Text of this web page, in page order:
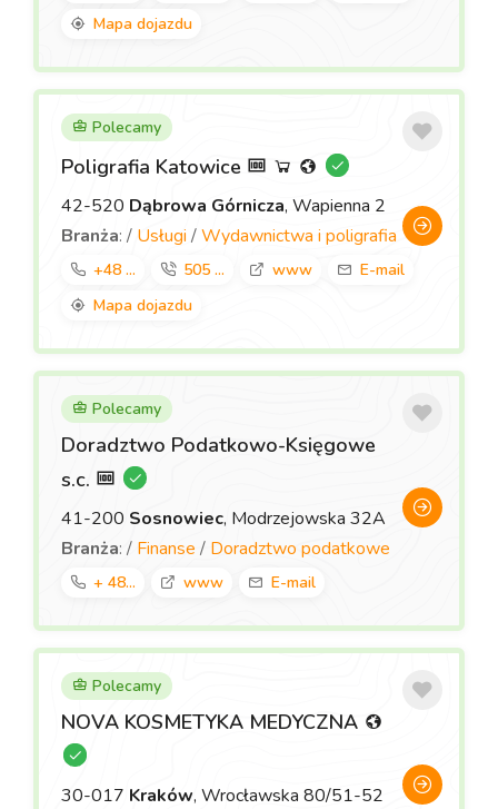
Mapa dojazdu
Polecamy
Poligrafia Katowice
42-520 Dąbrowa Górnicza, Wapienna 2
Branża: / Usługi /Wydawnictwa i poligrafia
+48 ... 505 ... www
E-mail
Mapa dojazdu
Polecamy
Doradztwo Podatkowo-Księgowe
s.c.
41-200 Sosnowiec, Modrzejowska 32A
Branża: / Finanse / Doradztwo podatkowe
+ 48... www E-mail
Polecamy
NOVA KOSMETYKA MEDYCZNA
30-017 Kraków, Wrocławska 80/51-52